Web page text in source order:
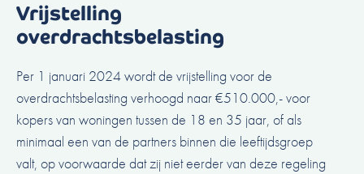
Vrijstelling
overdrachtsbelasting
Per 1 januari 2024 wordt de vrijstelling voor de
overdrachtsbelasting verhoogd naar €510.000,- voor
kopers van woningen tussen de 18 en 35 jaar, of als
minimaal een van de partners binnen die leeftijdsgroep
valt, op voorwaarde dat zij niet eerder van deze regeling